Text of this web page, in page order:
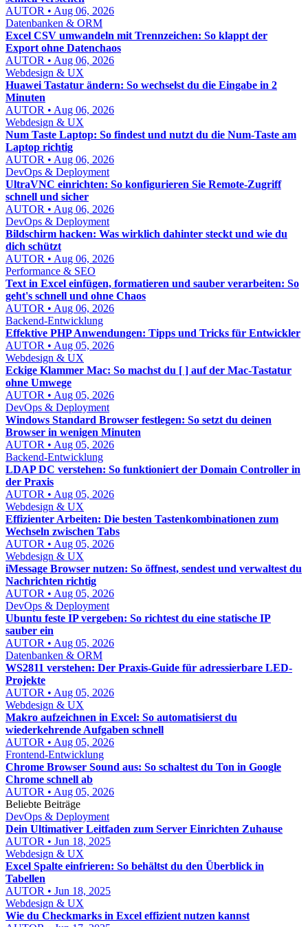
AUTOR • Aug 06, 2026
Datenbanken & ORM
Excel CSV umwandeln mit Trennzeichen: So klappt der
Export ohne Datenchaos
AUTOR • Aug 06, 2026
Webdesign & UX
Huawei Tastatur ändern: So wechselst du die Eingabe in 2
Minuten
AUTOR • Aug 06, 2026
Webdesign & UX
Num Taste Laptop: So findest und nutzt du die Num-Taste am
Laptop richtig
AUTOR • Aug 06, 2026
DevOps & Deployment
UltraVNC einrichten: So konfigurieren Sie Remote-Zugriff
schnell und sicher
AUTOR • Aug 06, 2026
DevOps & Deployment
Bildschirm hacken: Was wirklich dahinter steckt und wie du
dich schützt
AUTOR • Aug 06, 2026
Performance & SEO
Text in Excel einfügen, formatieren und sauber verarbeiten: So
geht's schnell und ohne Chaos
AUTOR • Aug 06, 2026
Backend-Entwicklung
Effektive PHP Anwendungen: Tipps und Tricks für Entwickler
AUTOR • Aug 05, 2026
Webdesign & UX
Eckige Klammer Mac: So machst du [ ] auf der Mac-Tastatur
ohne Umwege
AUTOR • Aug 05, 2026
DevOps & Deployment
Windows Standard Browser festlegen: So setzt du deinen
Browser in wenigen Minuten
AUTOR • Aug 05, 2026
Backend-Entwicklung
LDAP DC verstehen: So funktioniert der Domain Controller in
der Praxis
AUTOR • Aug 05, 2026
Webdesign & UX
Effizienter Arbeiten: Die besten Tastenkombinationen zum
Wechseln zwischen Tabs
AUTOR • Aug 05, 2026
Webdesign & UX
iMessage Browser nutzen: So öffnest, sendest und verwaltest du
Nachrichten richtig
AUTOR • Aug 05, 2026
DevOps & Deployment
Ubuntu feste IP vergeben: So richtest du eine statische IP
sauber ein
AUTOR • Aug 05, 2026
Datenbanken & ORM
WS2811 verstehen: Der Praxis-Guide für adressierbare LED-
Projekte
AUTOR • Aug 05, 2026
Webdesign & UX
Makro aufzeichnen in Excel: So automatisierst du
wiederkehrende Aufgaben schnell
AUTOR • Aug 05, 2026
Frontend-Entwicklung
Chrome Browser Sound aus: So schaltest du Ton in Google
Chrome schnell ab
AUTOR • Aug 05, 2026
Beliebte Beiträge
DevOps & Deployment
Dein Ultimativer Leitfaden zum Server Einrichten Zuhause
AUTOR • Jun 18, 2025
Webdesign & UX
Excel Spalte einfrieren: So behältst du den Überblick in
Tabellen
AUTOR • Jun 18, 2025
Webdesign & UX
Wie du Checkmarks in Excel effizient nutzen kannst